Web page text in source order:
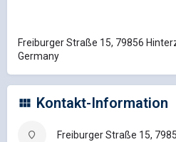
Freiburger Straße 15, 79856
Germany
Kontakt-Information
Freiburger Straße 15,